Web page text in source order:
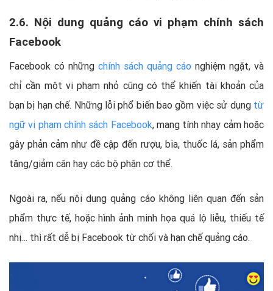
2.6. Nội dung quảng cáo vi phạm chính sách
Facebook
Facebook có những chính sách quảng cáo nghiệm ngặt, và
chỉ cần một vi phạm nhỏ cũng có thể khiến tài khoản của
bạn bị hạn chế. Những lỗi phổ biến bao gồm việc sử dụng từ
ngữ vi phạm chính sách Facebook, mang tính nhạy cảm hoặc
gây phản cảm như đề cập đến rượu, bia, thuốc lá, sản phẩm
tăng/giảm cân hay các bộ phận cơ thể.
Ngoài ra, nếu nội dung quảng cáo không liên quan đến sản
phẩm thực tế, hoặc hình ảnh minh họa quá lộ liễu, thiếu tế
nhị… thì rất dễ bị Facebook từ chối và hạn chế quảng cáo.